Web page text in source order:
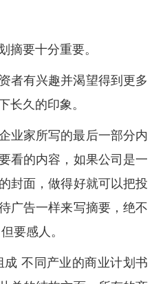
摘要十分重要。
者有兴趣并渴望得到更多
长久的印象。
业家所写的最后一部分内
看的内容，如果公司是一
封面，做得好就可以把投
广告一样来写摘要，绝不
要感人。
成 不同产业的商业计划书